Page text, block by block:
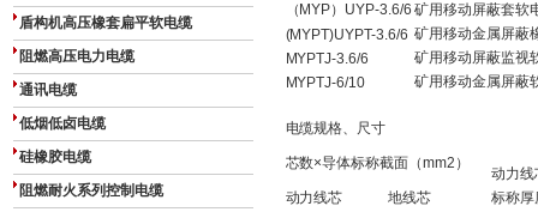
盾构机高压橡套扁平软电缆
阻燃高压电力电缆
通讯电缆
低烟低卤电缆
硅橡胶电缆
阻燃耐火系列控制电缆
（MYP）UYP-3.6/6 矿用移动屏蔽套软
(MYPT)UYPT-3.6/6 矿用移动金属屏蔽
MYPTJ-3.6/6
矿用移动屏蔽监视
MYPTJ-6/10
矿用移动金属屏蔽
电缆规格、尺寸
芯数×导体标称截面（mm2）
动力
动力线芯
地线芯
标称